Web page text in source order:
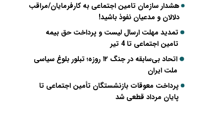
هشدار سازمان تامین اجتماعی به کارفرمایان/مراقب
دلالان و مدعیان نفوذ باشید!
تمدید مهلت ارسال لیست و پرداخت حق بیمه
تامین اجتماعی تا 4 تیر
اتحاد بی‌سابقه در جنگ ۱۲ روزه؛ تبلور بلوغ سیاسی
ملت ایران
پرداخت معوقات بازنشستگان تأمین اجتماعی تا
پایان مرداد قطعی شد